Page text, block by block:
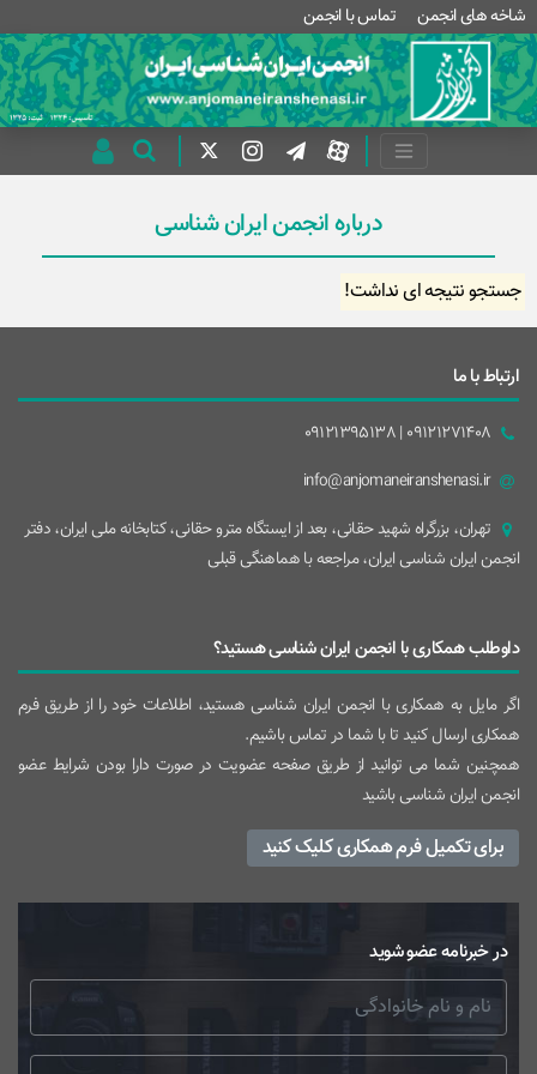
شاخه های انجمن تماس با انجمن
درباره انجمن ایران شناسی
جستجو نتیجه ای نداشت!
ارتباط با ما
09121271408 | 09121395138
info@anjomaneiranshenasi.ir
تهران، بزرگراه شهيد حقانی، بعد از ايستگاه مترو حقانی، کتابخانه ملی ایران، دفتر
انجمن ایران شناسی ایران، مراجعه با هماهنگی قبلی
داوطلب همکاری با انجمن ایران شناسی هستید؟
اگر مایل به همکاری با انجمن ایران شناسی هستید، اطلاعات خود را از طریق فرم
همکاری ارسال کنید تا با شما در تماس باشیم.
همچنین شما می توانید از طریق صفحه عضویت در صورت دارا بودن شرایط عضو
انجمن ایران شناسی باشید
برای تکمیل فرم همکاری کلیک کنید
در خبرنامه عضو شوید